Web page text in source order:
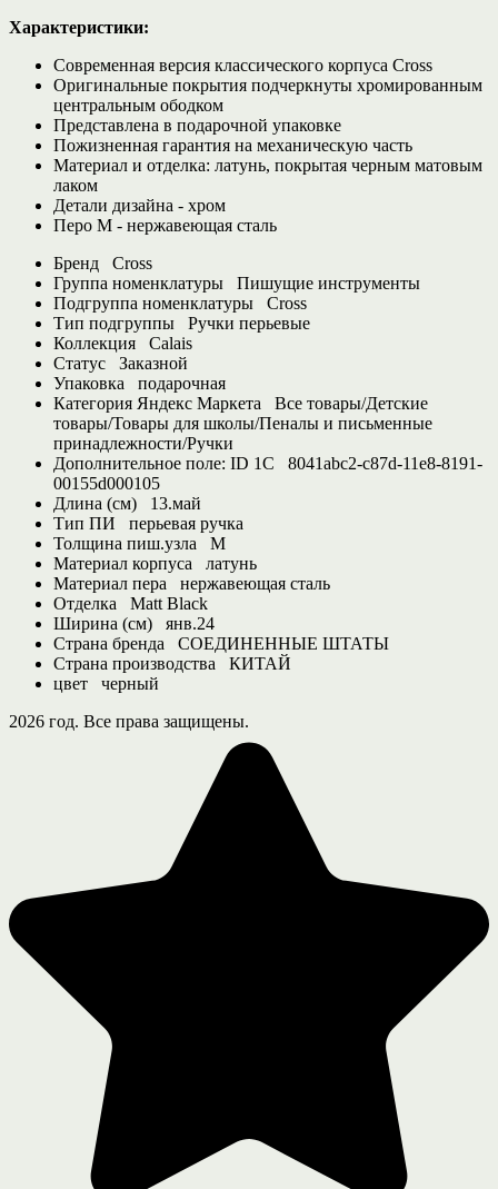
Характеристики:
Современная версия классического корпуса Cross
Оригинальные покрытия подчеркнуты хромированным
центральным ободком
Представлена в подарочной упаковке
Пожизненная гарантия на механическую часть
Материал и отделка: латунь, покрытая черным матовым
лаком
Детали дизайна - хром
Перо М - нержавеющая сталь
Бренд
Cross
Группа номенклатуры
Пишущие инструменты
Подгруппа номенклатуры
Cross
Тип подгруппы
Ручки перьевые
Коллекция
Calais
Статус
Заказной
Упаковка
подарочная
Категория Яндекс Маркета
Все товары/Детские
товары/Товары для школы/Пеналы и письменные
принадлежности/Ручки
Дополнительное поле: ID 1С
8041abc2-c87d-11e8-8191-
00155d000105
Длина (см)
13.май
Тип ПИ
перьевая ручка
Толщина пиш.узла
M
Материал корпуса
латунь
Материал пера
нержавеющая сталь
Отделка
Matt Black
Ширина (см)
янв.24
Страна бренда
СОЕДИНЕННЫЕ ШТАТЫ
Страна производства
КИТАЙ
цвет
черный
2026 год. Все права защищены.